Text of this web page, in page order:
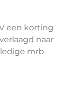
een korting
naar
mrb-